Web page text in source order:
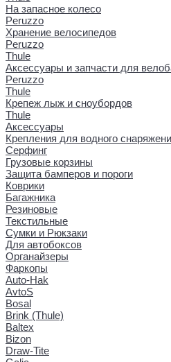
На запасное колесо
Peruzzo
Хранение велосипедов
Peruzzo
Thule
Аксессуары и запчасти для
Peruzzo
Thule
Крепеж лыж и сноубордов
Thule
Аксессуары
Крепления для водного
Серфинг
Грузовые корзины
Защита бамперов и пороги
Коврики
Багажника
Резиновые
Текстильные
Сумки и Рюкзаки
Для автобоксов
Органайзеры
Фаркопы
Auto-Hak
AvtoS
Bosal
Brink (Thule)
Baltex
Bizon
Draw-Tite